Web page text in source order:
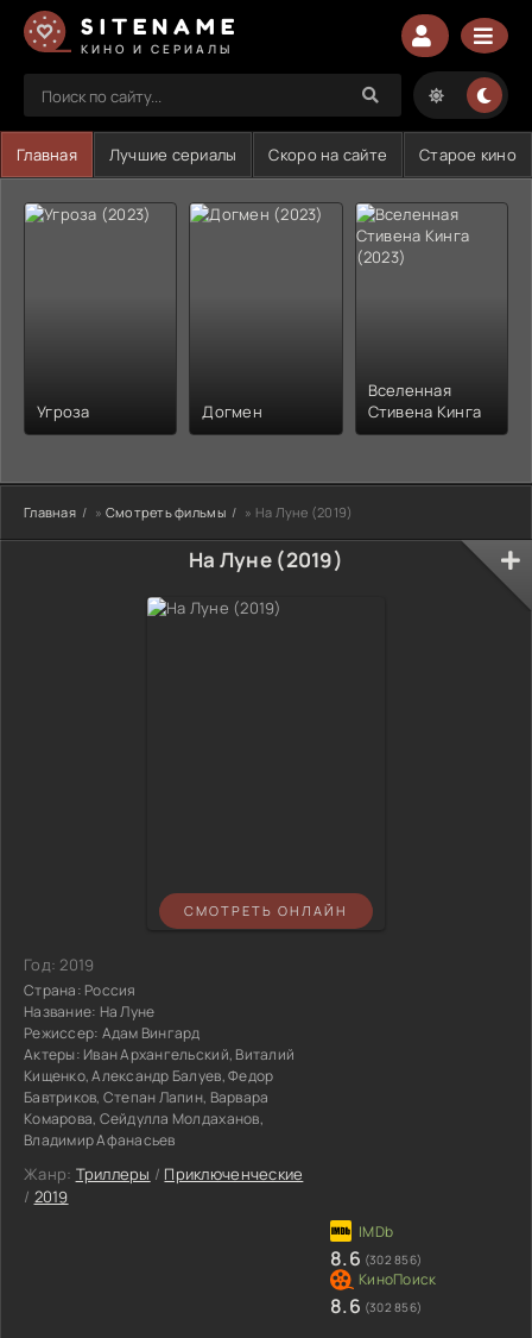
SITENAME
КИНО И СЕРИАЛЫ
Главная Лучшие сериалы Скоро на сайте Старое кино
Угроза Догмен
Вселенная
Стивена Кинга
Главная » Смотреть фильмы » На Луне (2019)
На Луне (2019)
СМОТРЕТЬ ОНЛАЙН
Год:2019
Страна: Россия
Название: На Луне
Режиссер: Адам Вингард
Актеры: Иван Архангельский, Виталий
Кищенко, Александр Балуев, Федор
Бавтриков, Степан Лапин, Варвара
Комарова, Сейдулла Молдаханов,
Владимир Афанасьев
Жанр: Триллеры / Приключенческие
/ 2019
8.6 (302 856)
8.6 (302 856)